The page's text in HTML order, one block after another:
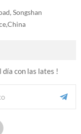
Songshan
con las lates !